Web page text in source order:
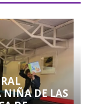
NIÑA DE LAS